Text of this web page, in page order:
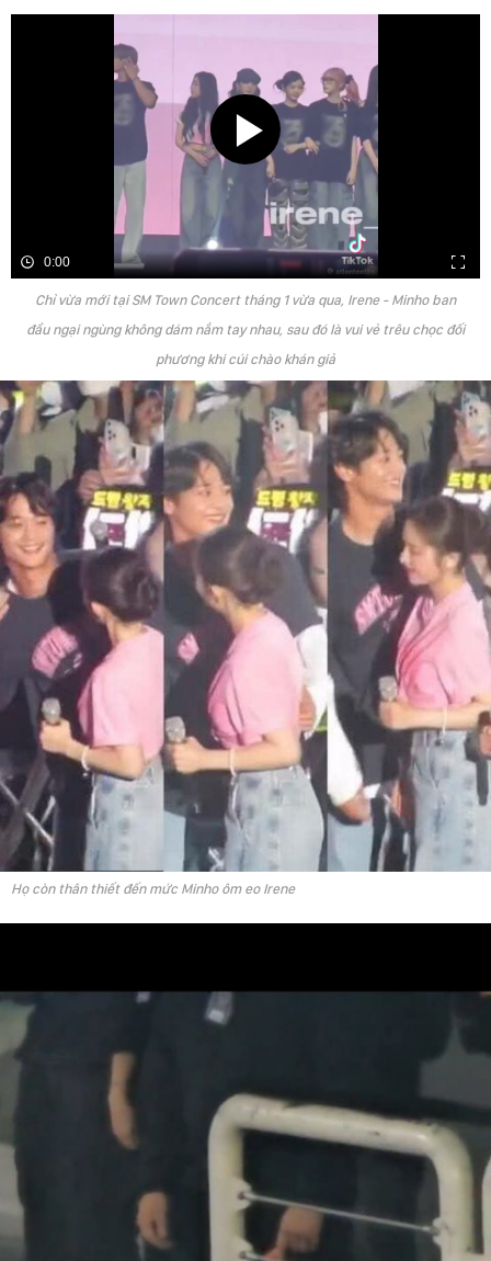
0:00
Chỉ vừa mới tại SM Town Concert tháng 1 vừa qua, Irene - Minho ban
đầu ngại ngùng không dám nắm tay nhau, sau đó là vui vẻ trêu chọc đối
phương khi cúi chào khán giả
Họ còn thân thiết đến mức Minho ôm eo Irene